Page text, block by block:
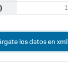
1
los datos en xml